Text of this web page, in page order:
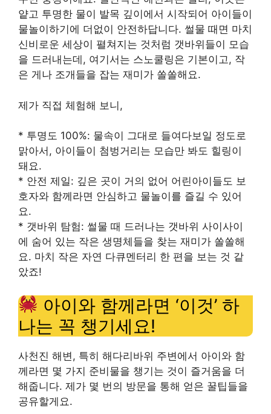
얕고 투명한 물이 발목 깊이에서 시작되어 아이들이
물놀이하기에 더없이 안전하답니다. 썰물 때면 마치
신비로운 세상이 펼쳐지는 것처럼 갯바위들이 모습
을 드러내는데, 여기서는 스노쿨링은 기본이고, 작
은 게나 조개들을 잡는 재미가 쏠쏠해요.
제가 직접 체험해 보니,
* 투명도 100%: 물속이 그대로 들여다보일 정도로
맑아서, 아이들이 첨벙거리는 모습만 봐도 힐링이
돼요.
* 안전 제일: 깊은 곳이 거의 없어 어린아이들도 보
호자와 함께라면 안심하고 물놀이를 즐길 수 있어
요.
* 갯바위 탐험: 썰물 때 드러나는 갯바위 사이사이
에 숨어 있는 작은 생명체들을 찾는 재미가 쏠쏠해
요. 마치 작은 자연 다큐멘터리 한 편을 보는 것 같
았죠!
아이와 함께라면 ‘이것’ 하
나는 꼭 챙기세요!
사천진 해변, 특히 해다리바위 주변에서 아이와 함
께라면 몇 가지 준비물을 챙기는 것이 즐거움을 더
해줍니다. 제가 몇 번의 방문을 통해 얻은 꿀팁들을
공유할게요.